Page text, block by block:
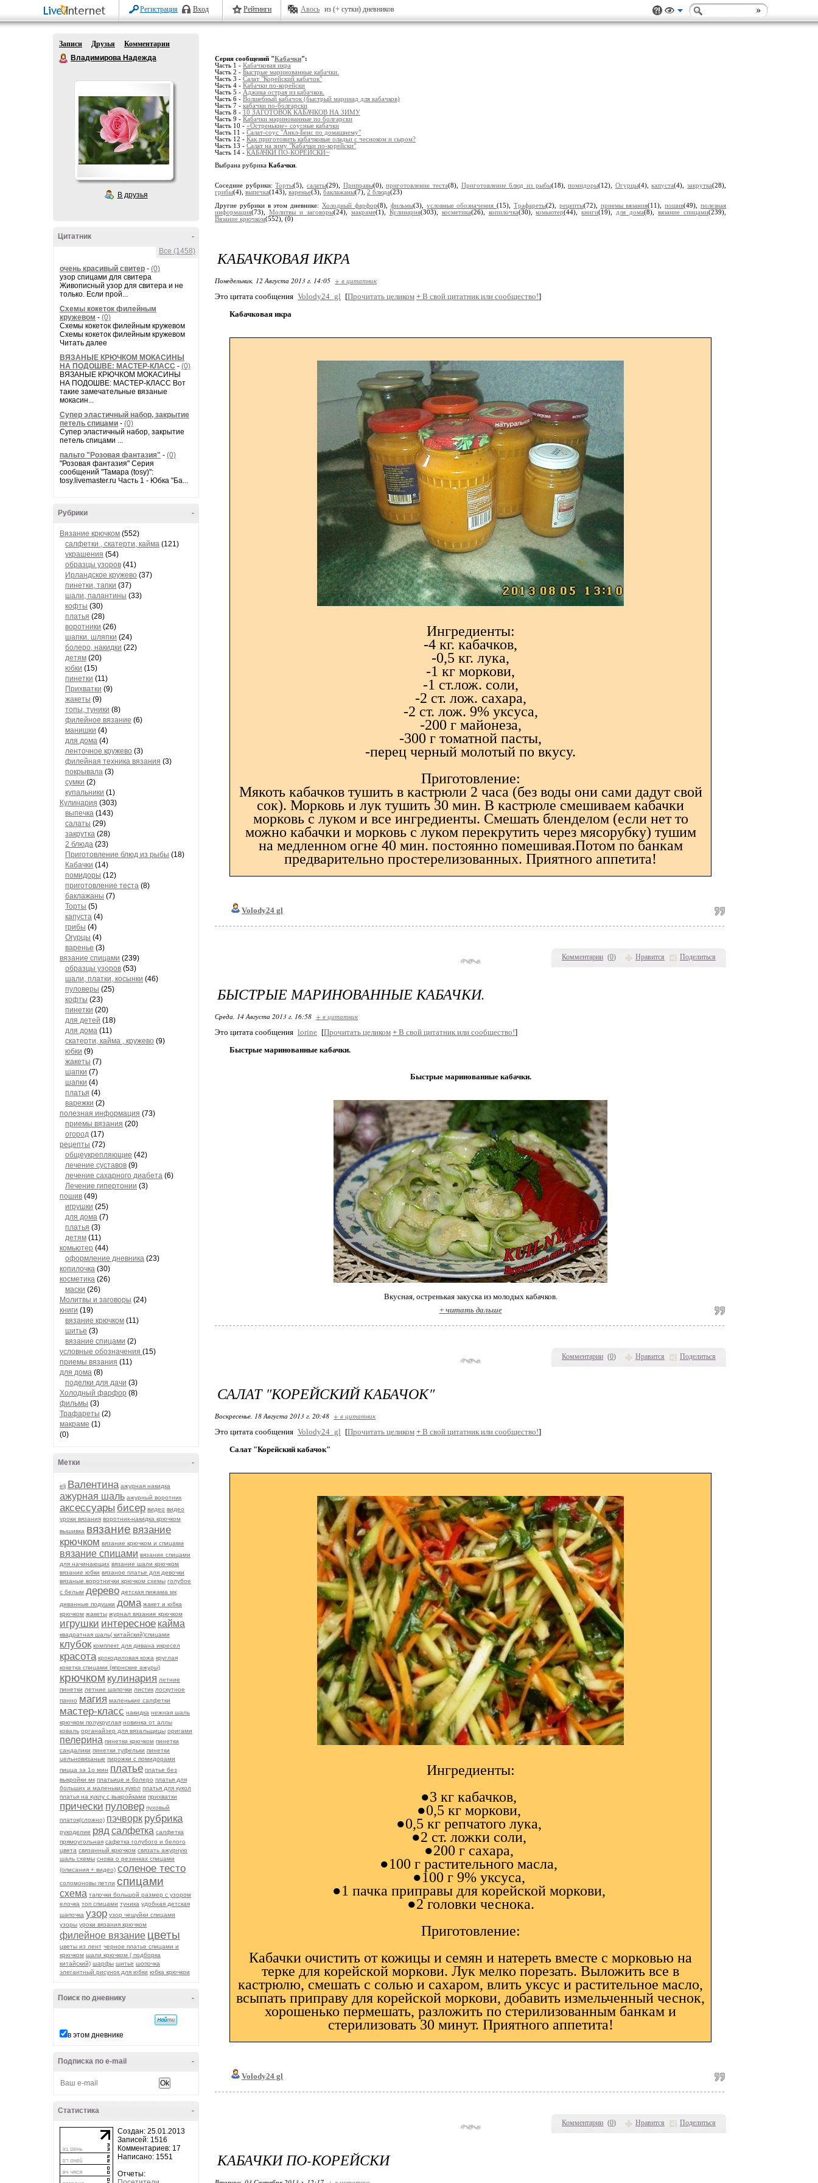
Регистрация Вход Рейтинги Авось из (+ сутки) дневников
Записи Друзья
Комментарии
Владимирова Надежда
В друзья
-
Цитатник
Все (1458)
очень красивый свитер - (0)
узор спицами для свитера
Живописный узор для свитера и не
только. Если прой...
Схемы кокеток филейным
кружевом - (0)
Схемы кокеток филейным кружевом
Схемы кокеток филейным кружевом
Читать далее
ВЯЗАНЫЕ КРЮЧКОМ МОКАСИНЫ
НА ПОДОШВЕ: МАСТЕР-КЛАСС - (0)
ВЯЗАНЫЕ КРЮЧКОМ МОКАСИНЫ
НА ПОДОШВЕ: МАСТЕР-КЛАСС Вот
такие замечательные вязаные
мокасин...
Супер эластичный набор, закрытие
петель спицами - (0)
Супер эластичный набор, закрытие
петель спицами ...
пальто "Розовая фантазия" - (0)
"Розовая фантазия" Серия
сообщений "Тамара (tosy)":
tosy.livemaster.ru Часть 1 - Юбка "Ба...
-
Рубрики
Вязание крючком (552)
салфетки , скатерти, кайма (121)
украшения (54)
образцы узоров (41)
Ирландское кружево (37)
пинетки, тапки (37)
шали, палантины (33)
кофты (30)
платья (28)
воротники (26)
шапки. шляпки (24)
болеро, накидки (22)
детям (20)
юбки (15)
пинетки (11)
Прихватки (9)
жакеты (9)
топы, туники (8)
филейное вязание (6)
манишки (4)
для дома (4)
ленточное кружево (3)
филейная техника вязания (3)
покрывала (3)
сумки (2)
купальники (1)
Кулинария (303)
выпечка (143)
салаты (29)
закрутка (28)
2 блюда (23)
Приготовление блюд из рыбы (18)
Кабачки (14)
помидоры (12)
приготовление теста (8)
баклажаны (7)
Торты (5)
капуста (4)
грибы (4)
Огурцы (4)
варенье (3)
вязание спицами (239)
образцы узоров (53)
шали, платки, косынки (46)
пуловеры (25)
кофты (23)
пинетки (20)
для детей (18)
для дома (11)
скатерти, кайма , кружево (9)
юбки (9)
жакеты (7)
шапки (7)
шапки (4)
платья (4)
варежки (2)
полезная информация (73)
приемы вязания (20)
огород (17)
рецепты (72)
общеукрепляющие (42)
лечение суставов (9)
лечение сахарного диабета (6)
Лечение гипертонии (3)
пошив (49)
игрушки (25)
для дома (7)
платья (3)
детям (11)
комьютер (44)
оформление дневника (23)
копилочка (30)
косметика (26)
маски (26)
Молитвы и заговоры (24)
книги (19)
вязание крючком (11)
шитье (3)
вязание спицами (2)
условные обозначения (15)
приемы вязания (11)
для дома (8)
поделки для дачи (3)
Холодный фарфор (8)
фильмы (3)
Трафареты (2)
макраме (1)
(0)
-
Метки
elj Валентина ажурная накидка
ажурная шаль ажурный воротник
аксессуары бисер видео видео
уроки вязания воротник-накидка крючком
вышивка вязание вязание
крючком вязание крючком и спицами
вязание спицами вязание спицами
для начинающих вязание шали крючком
вязание юбки вязаное платье для девочки
вязаные воротнички крючком схемы голубое
с белым дерево детская пижама мк
диванные подушки дома жакет и юбка
крючком жакеты журнал вязание крючком
игрушки интересное кайма
квадратная шаль( китайский)спицами
клубок комплект для дивана икресел
красота крокодиловая кожа круглая
кокетка спицами (японские ажуры)
крючком кулинария летние
пинетки летние шапочки листик лоскутное
панно магия маленькие салфетки
мастер-класс накидка нежная шаль
крючком полукруглая новинка от аллы
коваль органайзер для вязальщицы оригами
пелерина пинетки крючком пинетки
сандалики пинетки туфельки пинетки
цельновязаные пирожки с помидорами
пицца за 1о мин платье платье без
выкройки мк платьице и болеро платья для
больших и маленьких кукол платья для кукол
платья на куклу с выкройками прихватки
прически пуловер пуховый
платок(сложно) пэчворк рубрика
рукоделие рядсалфетка салфетка
прямоугольная сафетка голубого и белого
цвета связанный крючком связать ажурную
шаль схемы снова о резинках спицами
(описания + видео) соленое тесто
соломоновы петли спицами
схема тапочки большой размер с узором
елочка топ спицами туника удобная детская
шапочка узор узор чешуйки спицами
узоры уроки вязания крючком
филейное вязание цветы
цветы из лент черное платье спицами и
крючком шали крючком ( подборка
китайский) шарфы шитье шопочка
элегантный рисунок для юбки юбка крючкои
-
Поиск по дневнику
в этом дневнике
-
Подписка по e-mail
-
Статистика
Создан: 25.01.2013
Записей: 1516
Комментариев: 17
Написано: 1551
Отчеты:
Серия сообщений "Кабачки":
Часть 1 - Кабачковая икра
Часть 2 - Быстрые маринованные кабачки.
Часть 3 - Салат "Корейский кабачок"
Часть 4 - Кабачки по-корейски
Часть 5 - Аджика острая из кабачков.
Часть 6 - Волшебный кабачок (быстрый маринад для кабачков)
Часть 7 - кабачки по-болгарски
Часть 8 - 10 ЗАГОТОВОК КАБАЧКОВ НА ЗИМУ
Часть 9 - Кабачки маринованные по болгарски
Часть 10 - «Остренькие» соусные кабачки
Часть 11 - Салат-соус "Анкл-Бенс по домашнему"
Часть 12 - Как приготовить кабачковые оладьи с чесноком и сыром?
Часть 13 - Салат на зиму "Кабачки по-корейски"
Часть 14 - КАБАЧКИ ПО-КОРЕЙСКИ~
Выбрана рубрика Кабачки
Соседние рубрики:Торты(5), салаты(29), Приправы(0),приготовление теста(8), Приготовление блюд из рыбы(18),помидоры(12), Огурцы(4),капуста(4),закрутка(28),
грибы(4), выпечка(143), варенье(3), баклажаны(7), 2 блюда(23)
Другие рубрики в этом дневнике:Холодный фарфор(8), фильмы(3), условные обозначения(15), Трафареты(2), рецепты(72), приемы вязания(11),пошив(49), полезная
информация(73), Молитвы и заговоры(24), макраме(1), Кулинария(303), косметика(26), копилочка(30),комьютер(44),книги(19), для дома(8),вязание спицами(239),
Вязание крючком(552), (0)
Комментарии (0) Нравится Поделиться
КАБАЧКОВАЯ ИКРА
Понедельник, 12 Августа 2013 г. 14:05 + в цитатник
Это цитата сообщения Volody24_gl [Прочитать целиком + В свой цитатник или сообщество!]
Кабачковая икра
Ингредиенты:
-4 кг. кабачков,
-0,5 кг. лука,
-1 кг моркови,
-1 ст.лож. соли,
-2 ст. лож. сахара,
-2 ст. лож. 9% уксуса,
-200 г майонеза,
-300 г томатной пасты,
-перец черный молотый по вкусу.
Приготовление:
Мякоть кабачков тушить в кастрюли 2 часа (без воды они сами дадут свой
сок). Морковь и лук тушить 30 мин. В кастрюле смешиваем кабачки
морковь с луком и все ингредиенты. Смешать бленделом (если нет то
можно кабачки и морковь с луком перекрутить через мясорубку) тушим
на медленном огне 40 мин. постоянно помешивая.Потом по банкам
предварительно простерелизованных. Приятного аппетита!
Volody24 gl
Комментарии (0) Нравится Поделиться
БЫСТРЫЕ МАРИНОВАННЫЕ КАБАЧКИ.
Среда, 14 Августа 2013 г. 16:58 + в цитатник
Это цитата сообщения lorine [Прочитать целиком + В свой цитатник или сообщество!]
Быстрые маринованные кабачки.
Быстрые маринованные кабачки.
Вкусная, остренькая закуска из молодых кабачков.
+ читать дальше
Комментарии (0) Нравится Поделиться
САЛАТ "КОРЕЙСКИЙ КАБАЧОК"
Воскресенье, 18 Августа 2013 г. 20:48 + в цитатник
Это цитата сообщения Volody24_gl [Прочитать целиком + В свой цитатник или сообщество!]
Салат "Корейский кабачок"
Ингредиенты:
●3 кг кабачков,
●0,5 кг моркови,
●0,5 кг репчатого лука,
●2 ст. ложки соли,
●200 г сахара,
●100 г растительного масла,
●100 г 9% уксуса,
●1 пачка приправы для корейской моркови,
●2 головки чеснока.
Приготовление:
Кабачки очистить от кожицы и семян и натереть вместе с морковью на
терке для корейской моркови. Лук мелко порезать. Выложить все в
кастрюлю, смешать с солью и сахаром, влить уксус и растительное масло,
всыпать приправу для корейской моркови, добавить измельченный чеснок,
хорошенько пермешать, разложить по стерилизованным банкам и
стерилизовать 30 минут. Приятного аппетита!
Volody24 gl
КАБАЧКИ ПО-КОРЕЙСКИ